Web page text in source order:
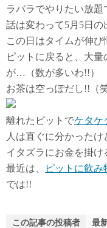
ラバラでやりたい放題
話は変わって5月5日
この日はタイムが伸び
ピットに戻ると、大
が…（数が多いわ!!）
お茶は空っぽだし!!（笑
離れたピットでケタケ
人は直ぐに分かったけ
イタズラにお金を掛け
最近は、
ピットに飲み
では!!
この記事の投稿者 最